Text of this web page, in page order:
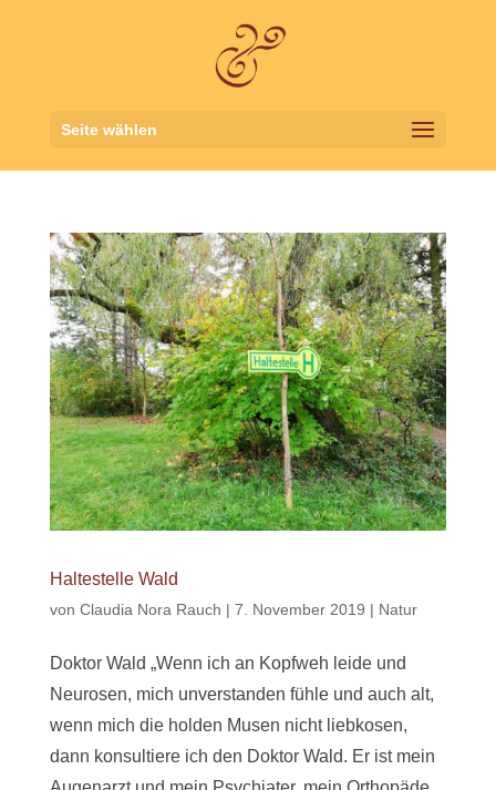
Seite wählen
Haltestelle Wald
von Claudia Nora Rauch | 7. November 2019 | Natur
Doktor Wald „Wenn ich an Kopfweh leide und
Neurosen, mich unverstanden fühle und auch alt,
wenn mich die holden Musen nicht liebkosen,
dann konsultiere ich den Doktor Wald. Er ist mein